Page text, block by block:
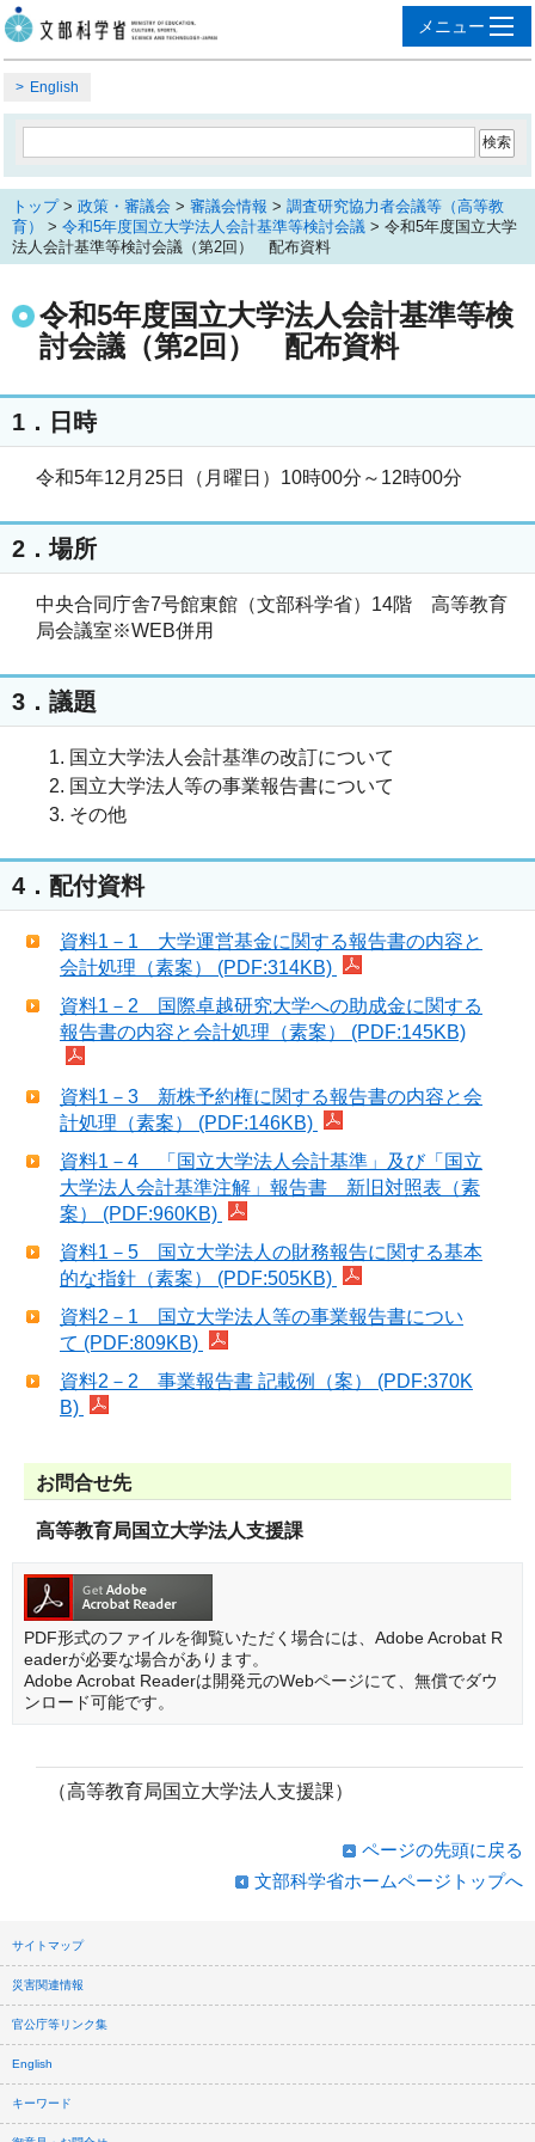
English
トップ> 政策・審議会 > 審議会情報 > 調査研究協力者会議等（高等教
育）
> 令和5年度国立大学法人会計基準等検討会議 > 令和5年度国立大学
法人会計基準等検討会議（第2回） 配布資料
令和5年度国立大学法人会計基準等検
討会議（第2回） 配布資料
1．日時
令和5年12月25日（月曜日）10時00分～12時00分
2．場所
中央合同庁舎7号館東館（文部科学省）14階 高等教育
局会議室※WEB併用
3．議題
国立大学法人会計基準の改訂について
国立大学法人等の事業報告書について
その他
4．配付資料
資料1－1 大学運営基金に関する報告書の内容と
会計処理（素案） (PDF:314KB)
資料1－2 国際卓越研究大学への助成金に関する
報告書の内容と会計処理（素案） (PDF:145KB)
資料1－3 新株予約権に関する報告書の内容と会
計処理（素案） (PDF:146KB)
資料1－4 「国立大学法人会計基準」及び「国立
大学法人会計基準注解」報告書 新旧対照表（素
案） (PDF:960KB)
資料1－5 国立大学法人の財務報告に関する基本
的な指針（素案） (PDF:505KB)
資料2－1 国立大学法人等の事業報告書につい
て (PDF:809KB)
資料2－2 事業報告書 記載例（案） (PDF:370K
B)
お問合せ先
高等教育局国立大学法人支援課
PDF形式のファイルを御覧いただく場合には、Adobe Acrobat R
eaderが必要な場合があります。
Adobe Acrobat Readerは開発元のWebページにて、無償でダウ
ンロード可能です。
（高等教育局国立大学法人支援課）
ページの先頭に戻る
文部科学省ホームページトップへ
サイトマップ
災害関連情報
官公庁等リンク集
English
キーワード